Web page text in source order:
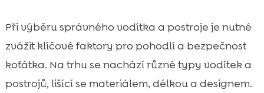
Při výběru správného vodítka a postroje je nutné
zvážit klíčové faktory pro pohodlí a bezpečnost
koťátka. Na trhu se nachází různé typy vodítek a
postrojů, lišící se materiálem, délkou a designem.